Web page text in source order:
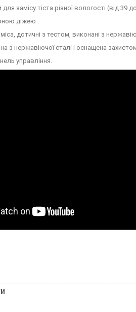
замісу тіста різної вологості (від 39
діжею .
дотичні з тестом, виконані з
з нержавіючої сталі і оснащена
управління.